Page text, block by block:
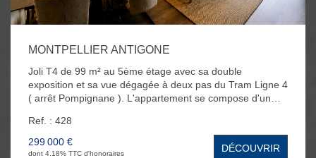
MONTPELLIER ANTIGONE
Joli T4 de 99 m² au 5ème étage avec sa double
exposition et sa vue dégagée à deux pas du Tram Ligne 4
( arrêt Pompignane ). L'appartement se compose d'un
aménagée et équipée, de 3 chambres spacieuses, d'une
grande salle de bain avec douche et baignoire, d'un WC
indépendant ainsi que d'un cellier. Vous bénéficierez
Ref. : 428
299 000 €
dont 4.18% TTC d'honoraires DÉCOUVRIR